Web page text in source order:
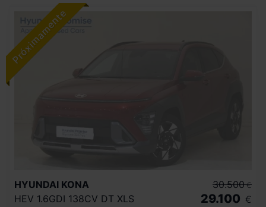
HYUNDAI KONA
HEV 1.6GDI 138CV DT XLS
30.500 €
29.100 €